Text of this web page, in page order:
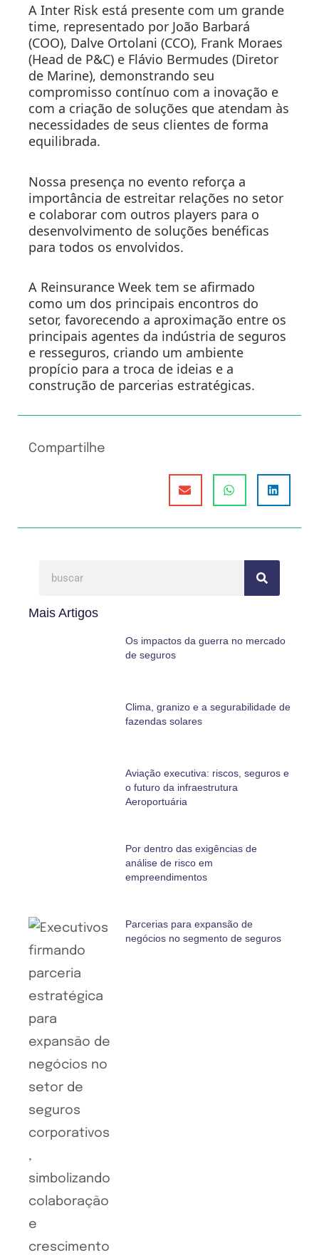
A Inter Risk está presente com um grande
time, representado por João Barbará
(COO), Dalve Ortolani (CCO), Frank Moraes
(Head de P&C) e Flávio Bermudes (Diretor
de Marine), demonstrando seu
compromisso contínuo com a inovação e
com a criação de soluções que atendam às
necessidades de seus clientes de forma
equilibrada.
Nossa presença no evento reforça a
importância de estreitar relações no setor
e colaborar com outros players para o
desenvolvimento de soluções benéficas
para todos os envolvidos.
A Reinsurance Week tem se afirmado
como um dos principais encontros do
setor, favorecendo a aproximação entre os
principais agentes da indústria de seguros
e resseguros, criando um ambiente
propício para a troca de ideias e a
construção de parcerias estratégicas.
Compartilhe
Mais Artigos
Os impactos da guerra no mercado
de seguros
Clima, granizo e a segurabilidade de
fazendas solares
Aviação executiva: riscos, seguros e
o futuro da infraestrutura
Aeroportuária
Por dentro das exigências de
análise de risco em
empreendimentos
Parcerias para expansão de
negócios no segmento de seguros